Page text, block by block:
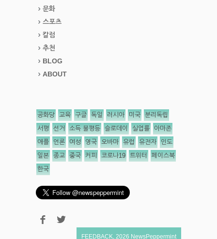
문화
스포츠
칼럼
추천
BLOG
ABOUT
공화당 교육 구글 독일 러시아 미국 분리독립
서평 선거 소득 불평등 슬로데이 실업률 아마존
애플 언론 여성 영국 오바마 유럽 유전자 인도
일본 종교 중국 커피 코로나19 트위터 페이스북
한국
FEEDBACK 2026 NewsPeppermint